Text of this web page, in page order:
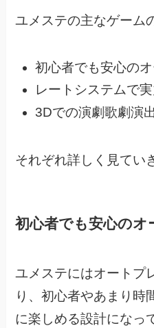
ユメステの主なゲーム
初心者でも安心の
レートシステムで
3Dでの演劇歌劇演出
それぞれ詳しく見てい
初心者でも安心のオ
ユメステにはオートプ
り、初心者やあまり時
に楽しめる設計になっ